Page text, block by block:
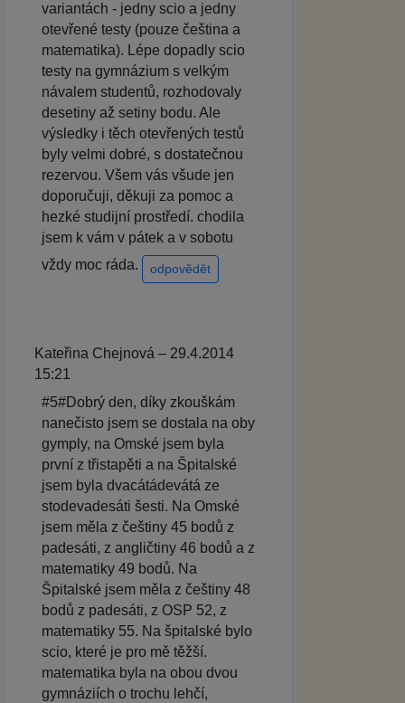
variantách - jedny scio a jedny
otevřené testy (pouze čeština a
matematika). Lépe dopadly scio
testy na gymnázium s velkým
návalem studentů, rozhodovaly
desetiny až setiny bodu. Ale
výsledky i těch otevřených testů
byly velmi dobré, s dostatečnou
rezervou. Všem vás všude jen
doporučuji, děkuji za pomoc a
hezké studijní prostředí. chodila
jsem k vám v pátek a v sobotu
vždy moc ráda.
odpovědět
Kateřina Chejnová – 29.4.2014
15:21
#5#Dobrý den, díky zkouškám
nanečisto jsem se dostala na oby
gymply, na Omské jsem byla
první z třistapěti a na Špitalské
jsem byla dvacátádevátá ze
stodevadesáti šesti. Na Omské
jsem měla z češtiny 45 bodů z
padesáti, z angličtiny 46 bodů a z
matematiky 49 bodů. Na
Špitalské jsem měla z češtiny 48
bodů z padesáti, z OSP 52, z
matematiky 55. Na špitalské bylo
scio, které je pro mě těžší.
matematika byla na obou dvou
gymnáziích o trochu lehčí,